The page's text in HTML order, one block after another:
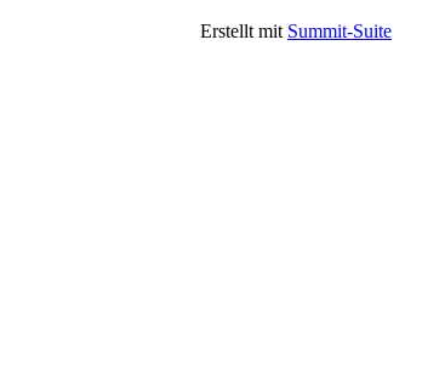
Erstellt mit Summit-Suite